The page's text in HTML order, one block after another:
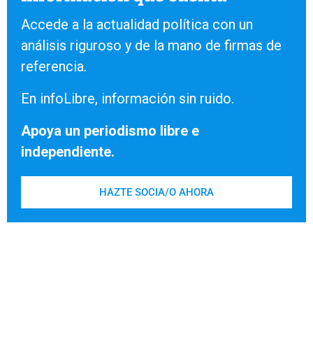
Accede a la actualidad política con un
análisis riguroso y de la mano de firmas de
referencia.
En infoLibre, información sin ruido.
Apoya un periodismo libre e
independiente.
HAZTE SOCIA/O AHORA